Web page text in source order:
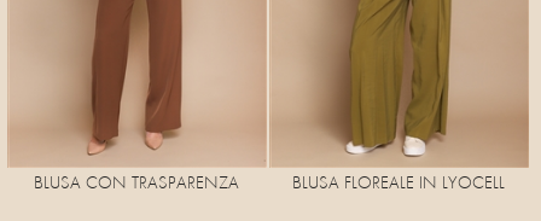
BLUSA CON TRASPARENZA BLUSA FLOREALE IN LYOCELL